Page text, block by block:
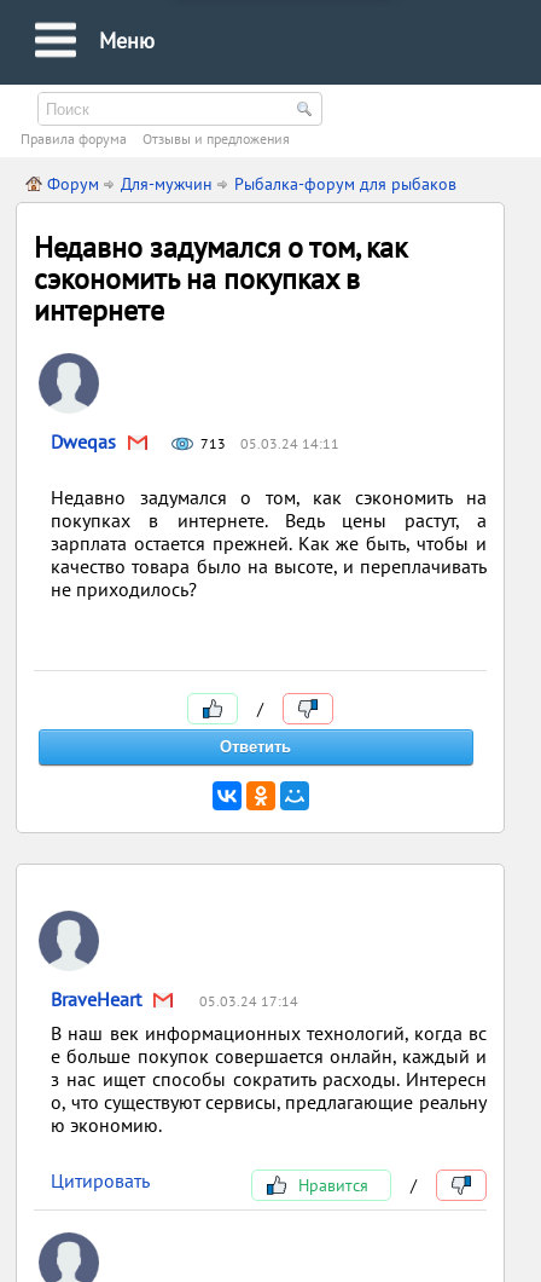
Меню
Правила форума Oтзывы и предложения
Форум Для-мужчин Рыбалка-форум для рыбаков
Недавно задумался о том, как
сэкономить на покупках в
интернете
Dweqas 713 05.03.24 14:11
Недавно задумался о том, как сэкономить на
покупках в интернете. Ведь цены растут, а
зарплата остается прежней. Как же быть, чтобы и
качество товара было на высоте, и переплачивать
не приходилось?
/
BraveHeart 05.03.24 17:14
В наш век информационных технологий, когда вс
е больше покупок совершается онлайн, каждый и
з нас ищет способы сократить расходы. Интересн
о, что существуют сервисы, предлагающие реальну
ю экономию.
Цитировать Нравится /